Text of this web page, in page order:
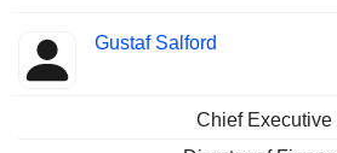
Gustaf Salford
Chief Executive